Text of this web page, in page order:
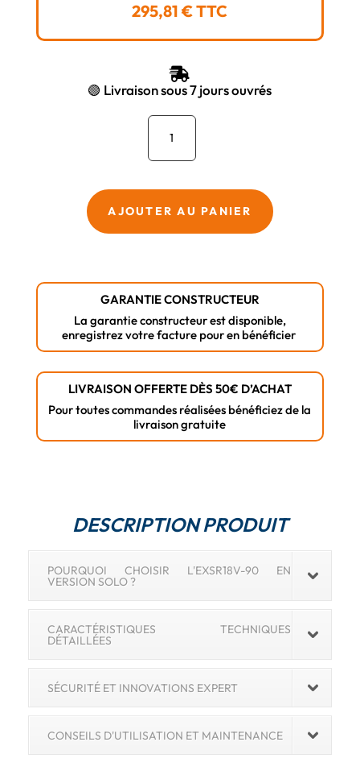
295,81€TTC

🟢 Livraison sous 7 jours ouvrés
quantité
Perceuse-
Expert
–
Version
Solo
AJOUTER AU PANIER
GARANTIE CONSTRUCTEUR
La garantie constructeur est disponible,
enregistrez votre facture pour en bénéficier
LIVRAISON OFFERTE DÈS 50€ D’ACHAT
Pour toutes commandes réalisées bénéficiez de la
livraison gratuite
DESCRIPTION PRODUIT
POURQUOI CHOISIR L'EXSR18V-90 EN
VERSION SOLO ?
CARACTÉRISTIQUES TECHNIQUES
DÉTAILLÉES
SÉCURITÉ ET INNOVATIONS EXPERT
CONSEILS D'UTILISATION ET MAINTENANCE